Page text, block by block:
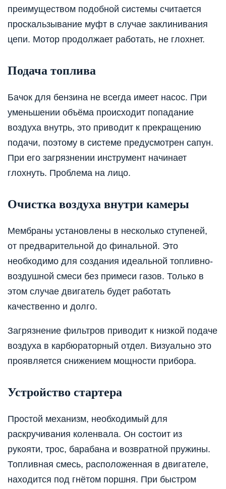
преимуществом подобной системы считается
проскальзывание муфт в случае заклинивания
цепи. Мотор продолжает работать, не глохнет.
Подача топлива
Бачок для бензина не всегда имеет насос. При
уменьшении объёма происходит попадание
воздуха внутрь, это приводит к прекращению
подачи, поэтому в системе предусмотрен сапун.
При его загрязнении инструмент начинает
глохнуть. Проблема на лицо.
Очистка воздуха внутри камеры
Мембраны установлены в несколько ступеней,
от предварительной до финальной. Это
необходимо для создания идеальной топливно-
воздушной смеси без примеси газов. Только в
этом случае двигатель будет работать
качественно и долго.
Загрязнение фильтров приводит к низкой подаче
воздуха в карбюраторный отдел. Визуально это
проявляется снижением мощности прибора.
Устройство стартера
Простой механизм, необходимый для
раскручивания коленвала. Он состоит из
рукояти, трос, барабана и возвратной пружины.
Топливная смесь, расположенная в двигателе,
находится под гнётом поршня. При быстром